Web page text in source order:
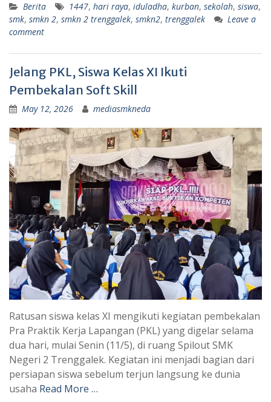
Berita 1447, hari raya, iduladha, kurban, sekolah, siswa,
smk, smkn 2, smkn 2 trenggalek, smkn2, trenggalek
Leave a
comment
Jelang PKL, Siswa Kelas XI Ikuti
Pembekalan Soft Skill
May 12, 2026 mediasmkneda
Ratusan siswa kelas XI mengikuti kegiatan pembekalan
Pra Praktik Kerja Lapangan (PKL) yang digelar selama
dua hari, mulai Senin (11/5), di ruang Spilout SMK
Negeri 2 Trenggalek. Kegiatan ini menjadi bagian dari
persiapan siswa sebelum terjun langsung ke dunia
usaha Read More …